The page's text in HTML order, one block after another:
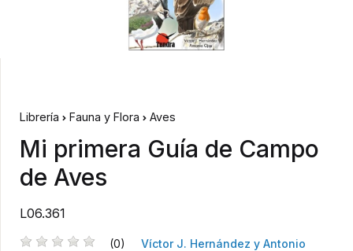
Librería Fauna y Flora Aves
Mi primera Guía de Campo
de Aves
L06.361
(0)
Víctor J. Hernández y Antonio